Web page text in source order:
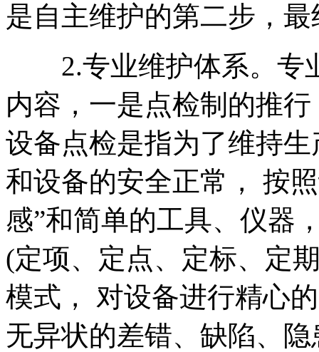
是自主维护的第二步，
2.专业维护体系。专
内容，一是点检制的推
设备点检是指为了维持
和设备的安全正常， 按
感”和简单的工具、仪器
(定项、定点、定标、定
模式， 对设备进行精心
无异状的差错、缺陷、